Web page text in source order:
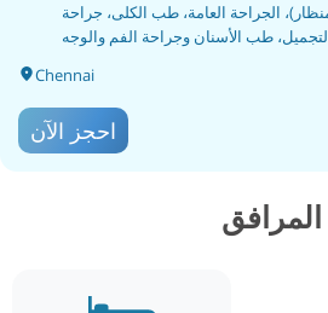
الجراحة العامة، طب الكلى، جراحة
طب الأسنان وجراحة الفم والوجه
أطباء طوارئ متوفرون على مدار 24 ساعة لخدمة مرضى العناية
الغدد الصماء، علاج السكري، مصعد
Chennai
احجز الآن
المرافق